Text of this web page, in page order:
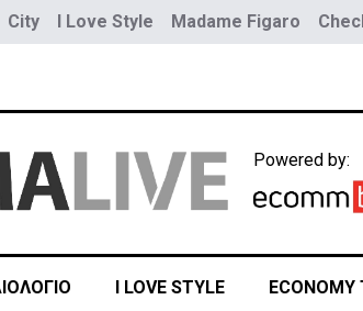
City I Love Style Madame Figaro
Powered by:
I LOVE STYLE ECONOMY